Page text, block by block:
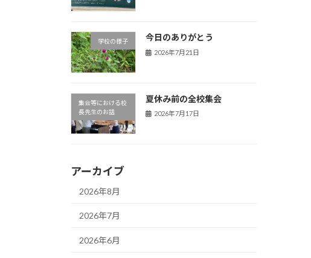
学校の様子 今日のありがとう
2026年7月21日
集会等における校
長先生のお話
夏休み前の全校集会
2026年7月17日
アーカイブ
2026年8月
2026年7月
2026年6月